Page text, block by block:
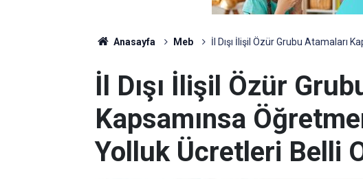
Anasayfa Meb İl Dışı İlişil Özür Grubu Atamaları
İl Dışı İlişil Özür
Kapsamınsa
Yolluk Ücretleri Belli